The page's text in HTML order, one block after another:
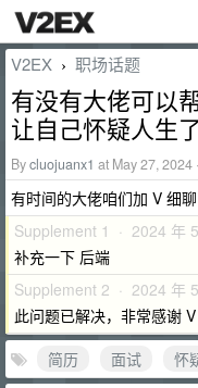
V2EX › 职场话题
有没有大佬可以
让自己怀疑人生
Bycluojuanx1 at May 27, 2024
有时间的大佬咱们加 V 细聊
Supplement 1 · 2024 年
补充一下 后端
Supplement 2 · 2024 年
此问题已解决，非常感谢
简历
面试
怀